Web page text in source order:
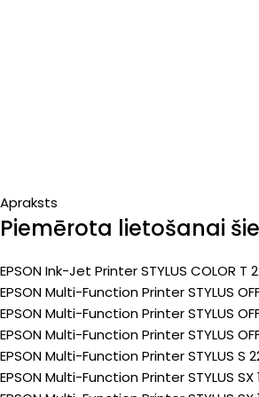
Apraksts
Piemērota lietošanai
EPSON Ink-Jet Printer STYLUS COLOR T
EPSON Multi-Function Printer STYLUS
EPSON Multi-Function Printer STYLUS
EPSON Multi-Function Printer STYLUS
EPSON Multi-Function Printer STYLUS S
EPSON Multi-Function Printer STYLUS SX